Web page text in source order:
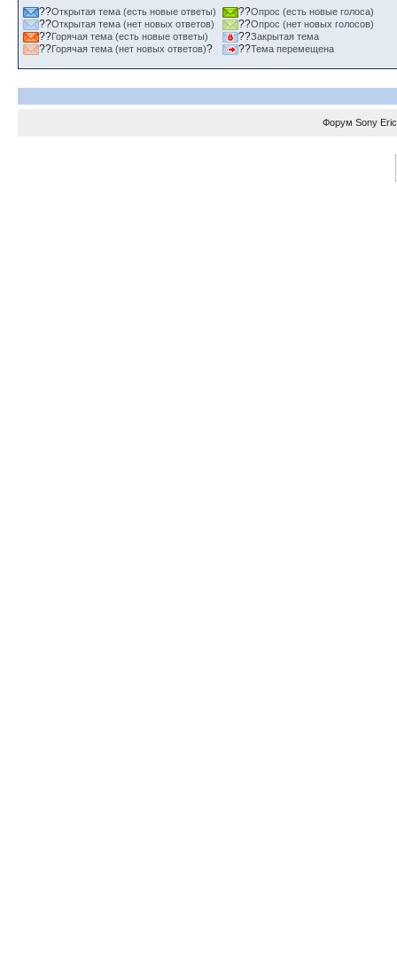
??Открытая тема (есть новые ответы)
??Открытая тема (нет новых ответов)
??Горячая тема (есть новые ответы)
??Горячая тема (нет новых ответов)?
??Опрос (есть новые голоса)
??Опрос (нет новых голосов)
??Закрытая тема
??Тема перемещена
Форум Sony